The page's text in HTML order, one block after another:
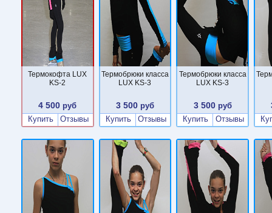
Термокофта LUX
KS-2
4 500 руб
Купить
Отзывы
Термобрюки класса
LUX KS-3
3 500 руб
Купить
Отзывы
Термобрюки класса
LUX KS-3
3 500руб
Купить
Отзывы